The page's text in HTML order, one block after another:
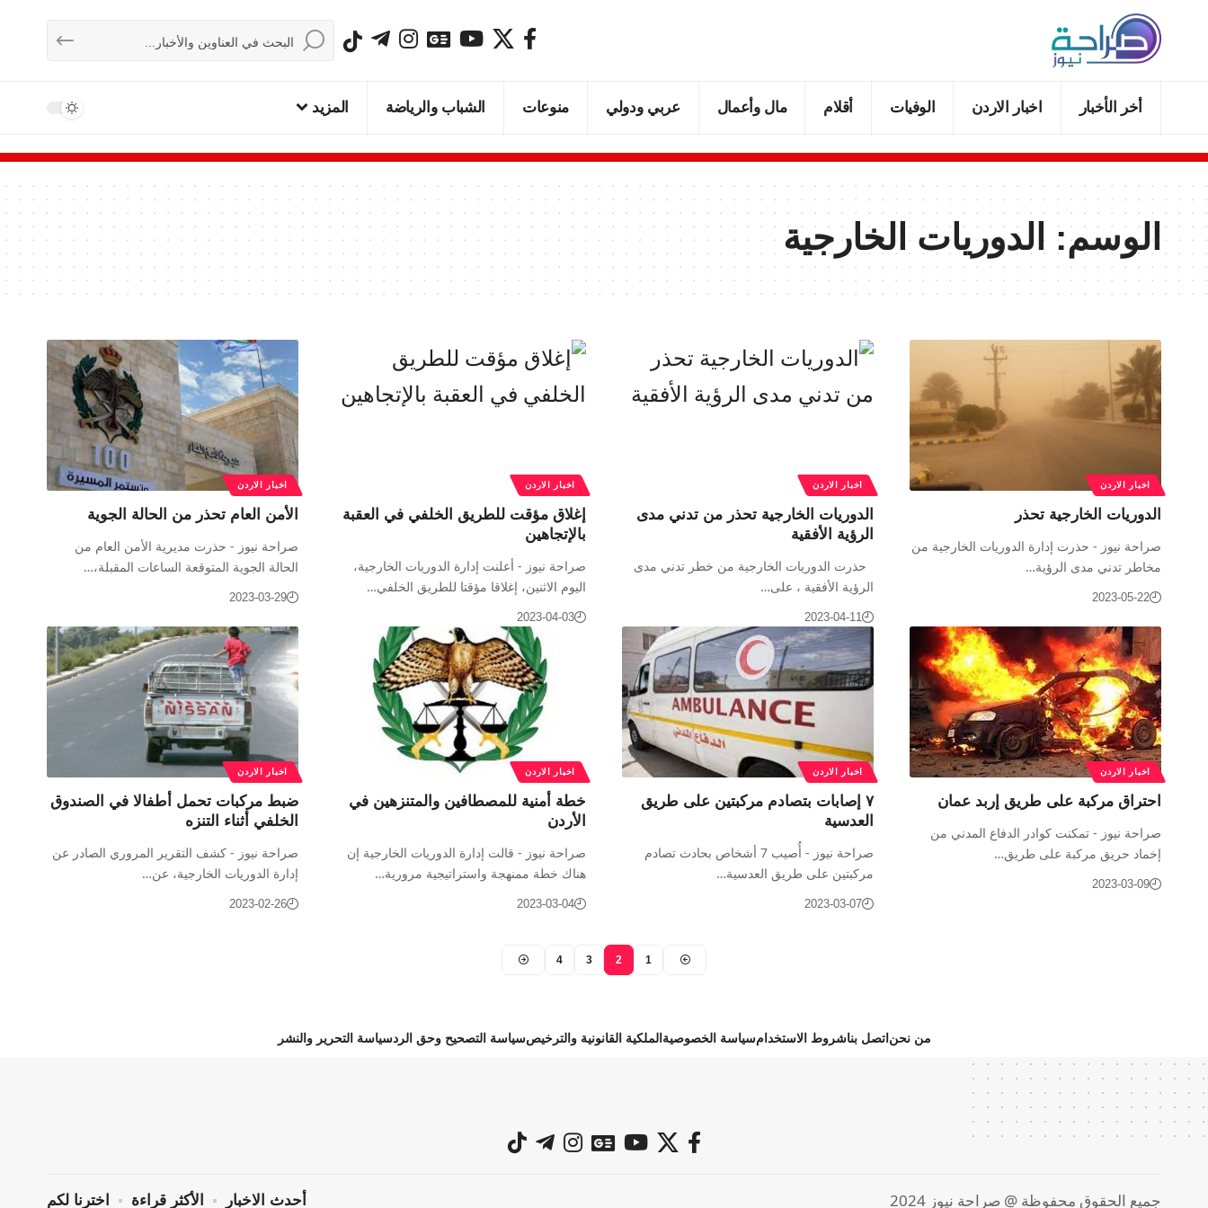
أخر الأخبار اخبار الاردن الوفيات أقلام مال وأعمال عربي ودولي منوعات الشباب والرياضة المزيد
الوسم: الدوريات الخارجية
اخبار الاردن
الدوريات الخارجية تحذر
صراحة نيوز - حذرت إدارة الدوريات الخارجية من
مخاطر تدني مدى الرؤية…
2023-05-22
اخبار الاردن
الدوريات الخارجية تحذر من تدني مدى
الرؤية الأفقية
حذرت الدوريات الخارجية من خطر تدني مدى
الرؤية الأفقية ، على…
2023-04-11
اخبار الاردن
إغلاق مؤقت للطريق الخلفي في العقبة
بالإتجاهين
صراحة نيوز - أعلنت إدارة الدوريات الخارجية،
اليوم الاثنين، إغلاقا مؤقتا للطريق الخلفي…
2023-04-03
اخبار الاردن
الأمن العام تحذر من الحالة الجوية
صراحة نيوز - حذرت مديرية الأمن العام من
الحالة الجوية المتوقعة الساعات المقبلة،…
2023-03-29
اخبار الاردن
احتراق مركبة على طريق إربد عمان
صراحة نيوز - تمكنت كوادر الدفاع المدني من
إخماد حريق مركبة على طريق…
2023-03-09
اخبار الاردن
٧ إصابات بتصادم مركبتين على طريق
العدسية
صراحة نيوز - أُصيب 7 أشخاص بحادث تصادم
مركبتين على طريق العدسية…
2023-03-07
اخبار الاردن
خطة أمنية للمصطافين والمتنزهين في
الأردن
صراحة نيوز - قالت إدارة الدوريات الخارجية إن
هناك خطة ممنهجة واستراتيجية مرورية…
2023-03-04
اخبار الاردن
ضبط مركبات تحمل أطفالا في الصندوق
الخلفي أثناء التنزه
صراحة نيوز - كشف التقرير المروري الصادر عن
إدارة الدوريات الخارجية، عن…
2023-02-26
1
2
3
4
من نحن اتصل بناشروط الاستخدامسياسة الخصوصية الملكية القانونية والترخيصسياسة التصحيح وحق الردسياسة التحرير والنشر
جميع الحقوق محفوظة @ صراحة نيوز 2024 أحدث الاخبار الأكثر قراءة اخترنا لكم